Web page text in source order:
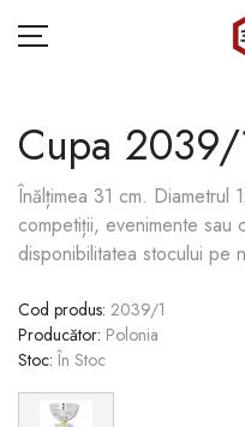
ACASĂ
CATEGORII
BLOG
022 000 365
Cupa 2039/
Înălțimea 31 cm.
competiții, evenimente sau
disponibilitatea stocului pe
Cod produs: 2039/1
Producător: Polonia
Stoc: În Stoc